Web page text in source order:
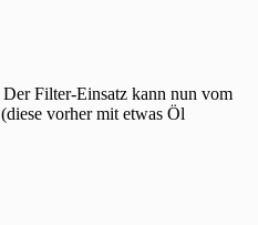
Filter-Einsatz kann nun vom
vorher mit etwas Öl